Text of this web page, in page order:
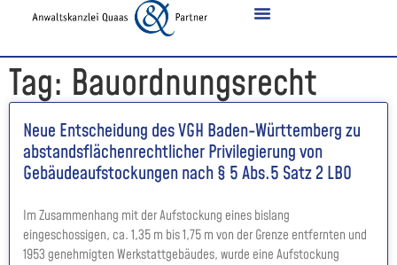
Tag: Bauordnungsrecht
Neue Entscheidung des VGH Baden-Württemberg zu
abstandsflächenrechtlicher Privilegierung von
Gebäudeaufstockungen nach § 5 Abs.5 Satz 2 LBO
Im Zusammenhang mit der Aufstockung eines bislang
eingeschossigen, ca. 1,35 m bis 1,75 m von der Grenze entfernten und
1953 genehmigten Werkstattgebäudes, wurde eine Aufstockung